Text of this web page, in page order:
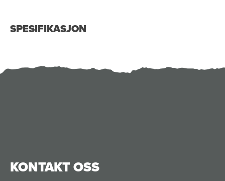
SPESIFIKASJON
KONTAKT OSS